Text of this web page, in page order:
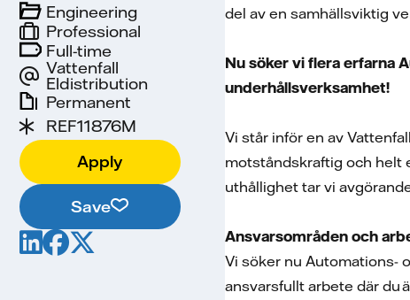
Full-time
Vattenfall
Eldistribution
Engineering
Professional
Permanent
REF11876M
Apply
Save
del av en samhällsviktig
Nu söker vi flera erfarna
underhållsverksamhet!
Vi står inför en av
motståndskraftig och helt
uthållighet tar vi
Ansvarsområden och
Vi söker nu Automations-
ansvarsfullt arbete där du